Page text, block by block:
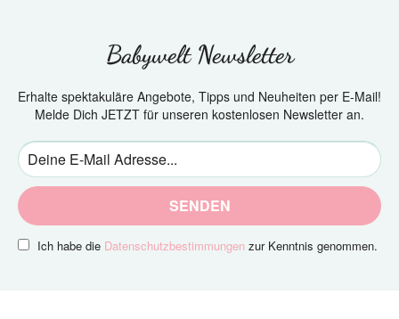
Babywelt Newsletter
Erhalte spektakuläre Angebote, Tipps und Neuheiten per E-Mail!
Melde Dich JETZT für unseren kostenlosen Newsletter an.
SENDEN
Ich habe die Datenschutzbestimmungen zur Kenntnis genommen.